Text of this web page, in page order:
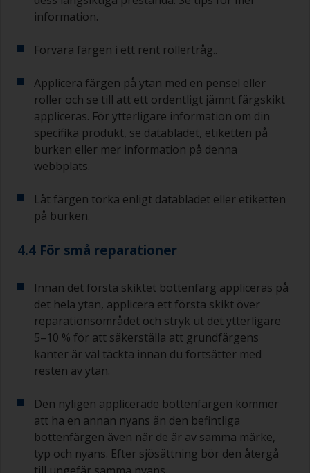
övermålningsintervallet vid detta andra försök.
rinningar (eller innehåller kontamineringar) som
Börja med 220 papper och om det sätts igen
kan du använda 120 papper. Om du använder
grövre slippapper riskerar du att avlägsna för
mycket av produkten och/eller slipa ner till
underlaget. På etiketten finns
övermålningsinformation, som tex
övermålningstid för bottenfärg.
information.
Förvara färgen i ett rent rollertråg..
Applicera färgen på ytan med en pensel eller
roller och se till att ett ordentligt jämnt färgskikt
appliceras. För ytterligare information om din
specifika produkt, se databladet, etiketten på
burken eller mer information på denna
webbplats.
Låt färgen torka enligt databladet eller etiketten
på burken.
4.4 För små reparationer
Innan det första skiktet bottenfärg appliceras på
det hela ytan, applicera ett första skikt över
reparationsområdet och stryk ut det ytterligare
5–10 % för att säkerställa att grundfärgens
kanter är väl täckta innan du fortsätter med
resten av ytan.
Den nyligen applicerade bottenfärgen kommer
att ha en annan nyans än den befintliga
bottenfärgen även när de är av samma märke,
typ och nyans. Efter sjösättning bör den återgå
till ungefär samma nyans.